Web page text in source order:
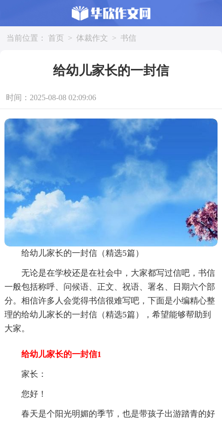
当前位置： 首页 > 体裁作文 > 书信
给幼儿家长的一封信
时间：2025-08-08 02:09:06
给幼儿家长的一封信（精选5篇）
无论是在学校还是在社会中，大家都写过信吧，书信
一般包括称呼、问候语、正文、祝语、署名、日期六个部
分。相信许多人会觉得书信很难写吧，下面是小编精心整
理的给幼儿家长的一封信（精选5篇），希望能够帮助到
大家。
给幼儿家长的一封信1
家长：
您好！
春天是个阳光明媚的季节，也是带孩子出游踏青的好